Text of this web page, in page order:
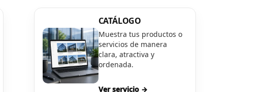
CATÁLOGO
Muestra tus productos o
servicios de manera
clara, atractiva y
ordenada.
Ver servicio →